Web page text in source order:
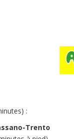
:
Trento